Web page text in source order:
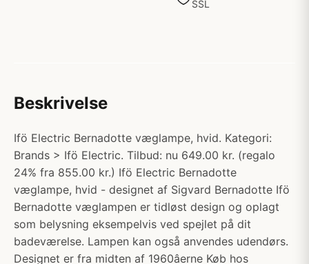
SSL
Beskrivelse
Ifö Electric Bernadotte væglampe, hvid. Kategori:
Brands > Ifö Electric. Tilbud: nu 649.00 kr. (regalo
24% fra 855.00 kr.) Ifö Electric Bernadotte
væglampe, hvid - designet af Sigvard Bernadotte Ifö
Bernadotte væglampen er tidløst design og oplagt
som belysning eksempelvis ved spejlet på dit
badeværelse. Lampen kan også anvendes udendørs.
Designet er fra midten af 1960âerne Køb hos